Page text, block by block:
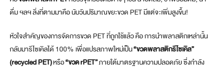
ดื่ม ฯลฯ สิ่งที่ตามมาคือ นับวันปริมาณขยะขวด PET มีแต่จะเพิ่มสูงขึ้น!
หัวใจสำคัญของการจัดการขวด PET ที่ถูกใช้แล้ว คือ การนำพลาสติกเหล่านั้น
กลับมารีไซเคิลได้ 100% เพื่อแปรสภาพใหม่เป็น“ขวดพลาสติกรีไซเคิล”
(recycled PET)หรือ“ขวดrPET”ภายใต้มาตรฐานความปลอดภัย ซึ่งกำลัง